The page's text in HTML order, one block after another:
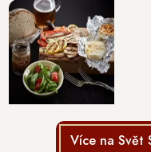
Více na Svět